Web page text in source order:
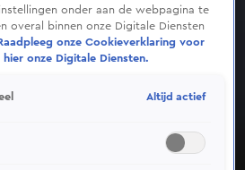
op je huidige locatie
onder aan de webpagina te
overal binnen onze Digitale Diensten
onze Cookieverklaring voor
hier onze Digitale Diensten.
Altijd actief